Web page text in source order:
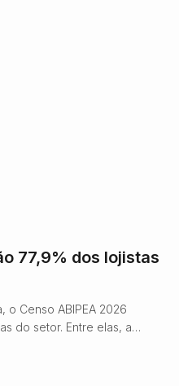
e orientada por inovação,
77,9% dos lojistas
o Censo ABIPEA 2026
do setor. Entre elas, a